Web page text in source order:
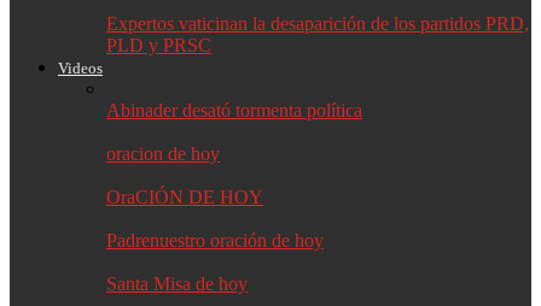
Expertos vaticinan la desaparición de los partidos PRD,
PLD y PRSC
Videos
Abinader desató tormenta política
oracion de hoy
OraCIÓN DE HOY
Padrenuestro oración de hoy
Santa Misa de hoy